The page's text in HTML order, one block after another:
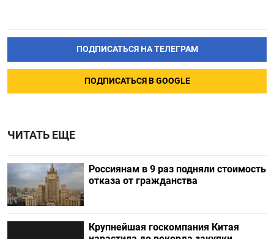
ПОДПИСАТЬСЯ НА ТЕЛЕГРАМ
ПОДПИСАТЬСЯ В GOOGLE
ЧИТАТЬ ЕЩЕ
Россиянам в 9 раз подняли стоимость
отказа от гражданства
Крупнейшая госкомпания Китая